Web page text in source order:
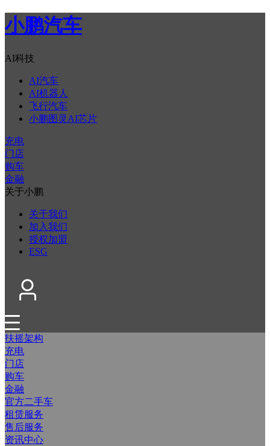
小鹏汽车
AI科技
AI汽车
AI机器人
飞行汽车
小鹏图灵AI芯片
充电
门店
购车
金融
关于小鹏
关于我们
加入我们
授权加盟
ESG
扶摇架构
充电
门店
购车
金融
官方二手车
租赁服务
售后服务
资讯中心